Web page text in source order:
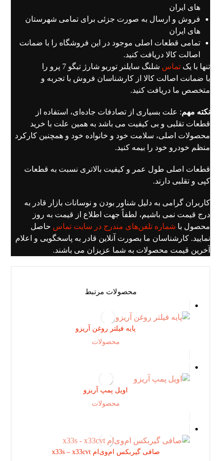
های ایران
فروش و ارسال به صورت جزئی برای تمامی شهرستان
های ایران
تمامی قطعات اصلی موجود در این فروشگاه را با ضمانت
اصالت کالا دریافت کنید.
تنها با یکتماس
شلنگ سایلنر توربو شارژ تیگو 7 پرو را
با ضمانت اصالت کالا از کارشناسان فروش با تجربه و
متخصص ما دریافت کنید.
نکته مهم: علت بسیاری از تصادفات جاده‌ای، استفاده از
قطعات تقلبی و بی کیفیت می باشد به همین علت با خرید
محصولات اصلی، سلامت خود و خانواده خود و همچنین کارکرد
منظم خودرو خود را بیمه کنید.
قطعات اصلی طول عمر و کیفیت بالاتری نسبت به قطعات
کپی و تقلبی دارند.
کاربران گرامی به دلیل شناور بودن و نوسانات بازار قادر به
درج قیمت نمی باشیم، لطفاً جهت اطلاع از قیمت به روز
محصول با شماره تلفن‌های مندرج در سایت تماس حاصل
نمایید. کارشناسان ما بصورت آنلاین قادر به پاسخگویی و اعلام
آخرین قیمت محصولات به شما عزیزان می باشند.
محصولات مرتبط
پایه فیلتر روغن آریزو
محصولات
اویل پمپ آریزو
محصولات
صافی گیربکس ام‌وی‌ام x33s – x33cvt